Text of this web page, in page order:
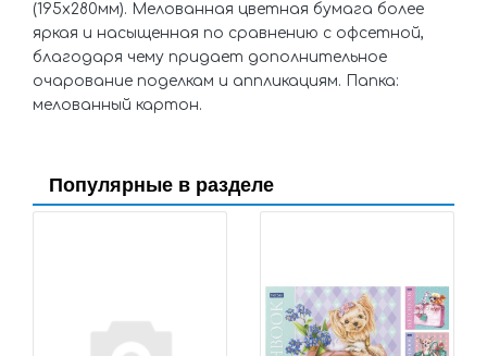
(195х280мм). Мелованная цветная бумага более
яркая и насыщенная по сравнению с офсетной,
благодаря чему придает дополнительное
очарование поделкам и аппликациям. Папка:
мелованный картон.
Популярные в разделе